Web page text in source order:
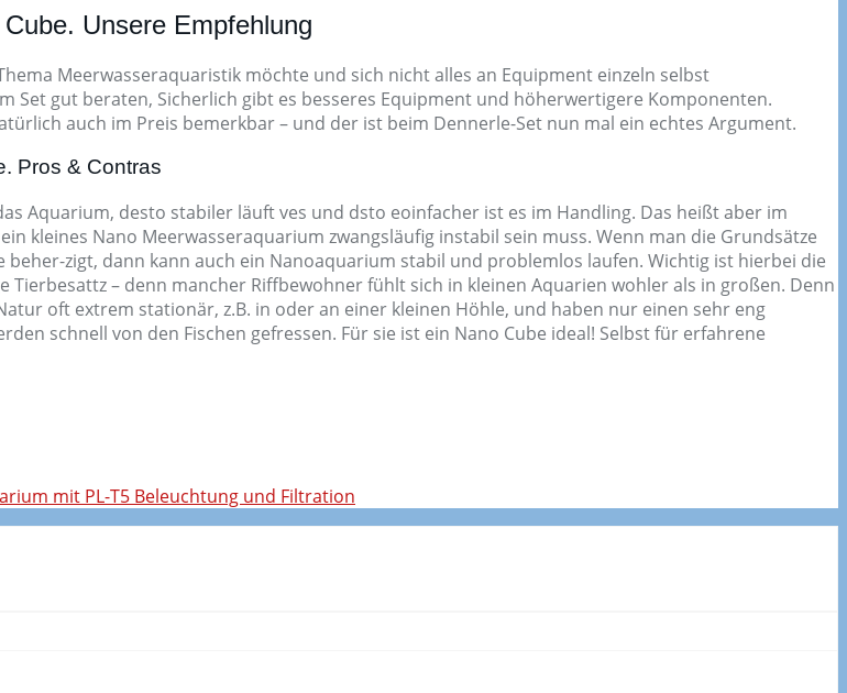
Unsere Empfehlung
Meerwasseraquaristik möchte und sich nicht alles an Equipment einzeln selbst
Set gut beraten, Sicherlich gibt es besseres Equipment und höherwertigere Komponenten.
auch im Preis bemerkbar – und der ist beim Dennerle-Set nun mal ein echtes Argument.
Pros & Contras
Aquarium, desto stabiler läuft ves und dsto eoinfacher ist es im Handling. Das heißt aber im
kleines Nano Meerwasseraquarium zwangsläufig instabil sein muss. Wenn man die Grundsätze
beher-zigt, dann kann auch ein Nanoaquarium stabil und problemlos laufen. Wichtig ist hierbei die
Tierbesattz – denn mancher Riffbewohner fühlt sich in kleinen Aquarien wohler als in großen. Denn
oft extrem stationär, z.B. in oder an einer kleinen Höhle, und haben nur einen sehr eng
schnell von den Fischen gefressen. Für sie ist ein Nano Cube ideal! Selbst für erfahrene
mit PL-T5 Beleuchtung und Filtration